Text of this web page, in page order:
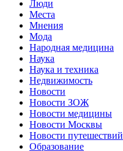
Люди
Места
Мнения
Мода
Народная медицина
Наука
Наука и техника
Недвижимость
Новости
Новости ЗОЖ
Новости медицины
Новости Москвы
Новости путешествий
Образование